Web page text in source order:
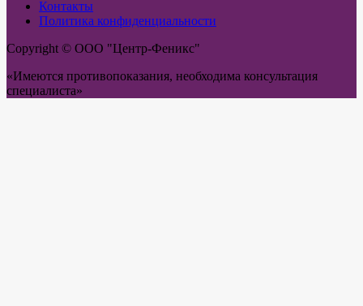
Контакты
Политика конфиденциальности
Copyright © ООО "Центр-Феникс"
«Имеются противопоказания, необходима консультация
специалиста»